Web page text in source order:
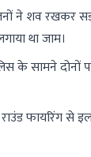
ने शव रखकर
था जाम।
के सामने दोनों
फायरिंग से